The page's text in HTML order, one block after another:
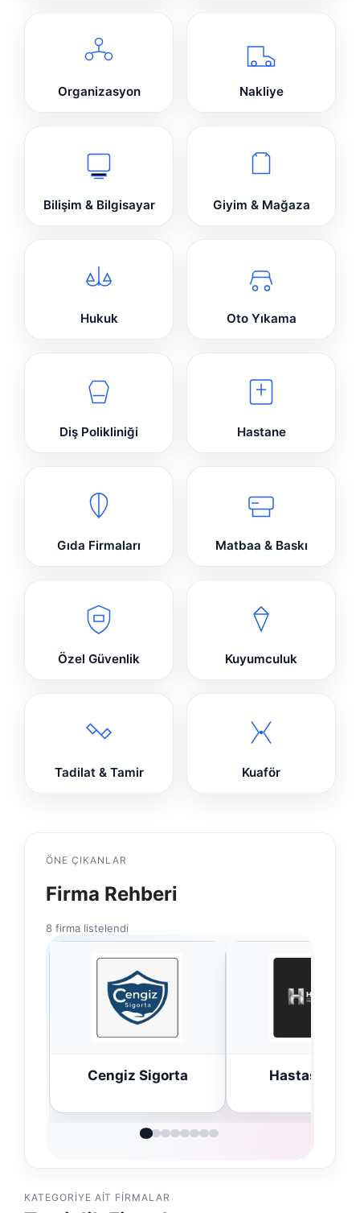
Organizasyon Nakliye
Bilişim & Bilgisayar Giyim & Mağaza
Hukuk Oto Yıkama
Diş Polikliniği Hastane
Gıda Firmaları Matbaa & Baskı
Özel Güvenlik Kuyumculuk
Tadilat & Tamir Kuaför
ÖNE ÇIKANLAR
Firma Rehberi
8 firma listelendi
Hastaş Beton
Bulkoon
KATEGORIYE AIT FIRMALAR